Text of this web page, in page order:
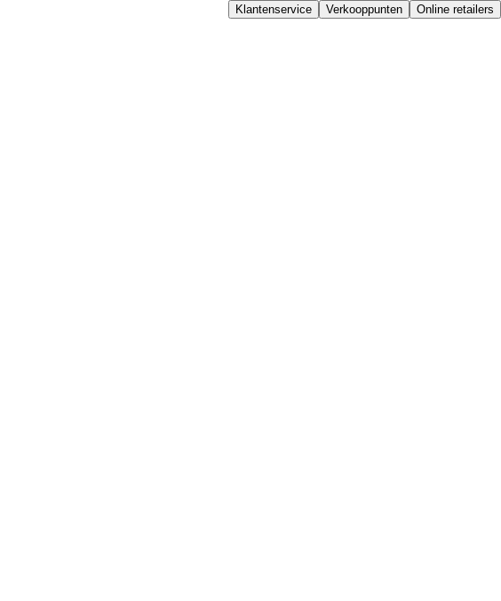
Klantenservice Verkooppunten Online retailers